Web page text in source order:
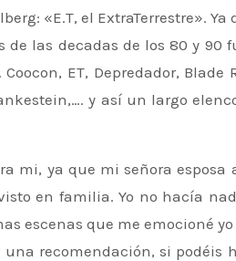
«E.T, el ExtraTerrestre». Ya
las decadas de los 80 y 90
ET, Depredador, Blade
y así un largo
mi, ya que mi señora
en familia. Yo no hacía
escenas que me emocioné
recomendación, si podéis